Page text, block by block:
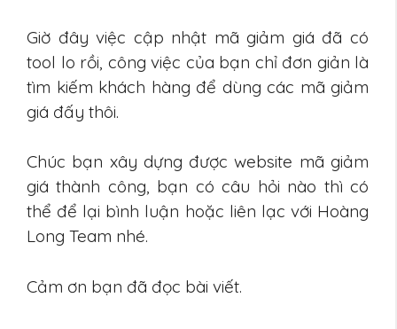
Giờ đây việc cập nhật mã giảm giá đã có
tool lo rồi, công việc của bạn chỉ đơn giản là
tìm kiếm khách hàng để dùng các mã giảm
giá đấy thôi.
Chúc bạn xây dựng được website mã giảm
giá thành công, bạn có câu hỏi nào thì có
thể để lại bình luận hoặc liên lạc với Hoàng
Long Team nhé.
Cảm ơn bạn đã đọc bài viết.